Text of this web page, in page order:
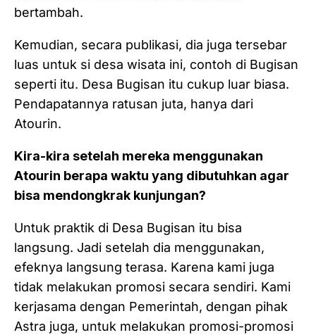
bertambah.
Kemudian, secara publikasi, dia juga tersebar
luas untuk si desa wisata ini, contoh di Bugisan
seperti itu. Desa Bugisan itu cukup luar biasa.
Pendapatannya ratusan juta, hanya dari
Atourin.
Kira-kira setelah mereka menggunakan
Atourin berapa waktu yang dibutuhkan agar
bisa mendongkrak kunjungan?
Untuk praktik di Desa Bugisan itu bisa
langsung. Jadi setelah dia menggunakan,
efeknya langsung terasa. Karena kami juga
tidak melakukan promosi secara sendiri. Kami
kerjasama dengan Pemerintah, dengan pihak
Astra juga, untuk melakukan promosi-promosi